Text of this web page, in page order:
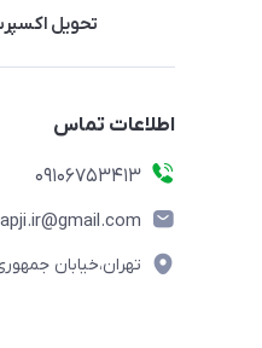
تحویل
اطلاعات تماس
09106753413
apji.ir@gmail.com
تهران،خیابان